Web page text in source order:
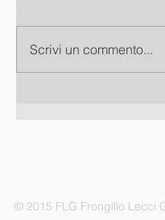
Scrivi un commento...
© 2015 FLG Frongillo Lecci